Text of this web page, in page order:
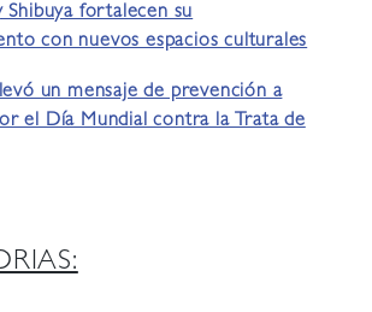
fortalecen su
con nuevos espacios culturales
un mensaje de prevención a
el Día Mundial contra la Trata de